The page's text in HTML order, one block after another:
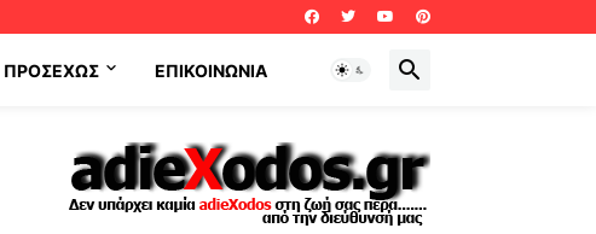
ΠΡΟΣΕΧΩΣ ΕΠΙΚΟΙΝΩΝΊΑ